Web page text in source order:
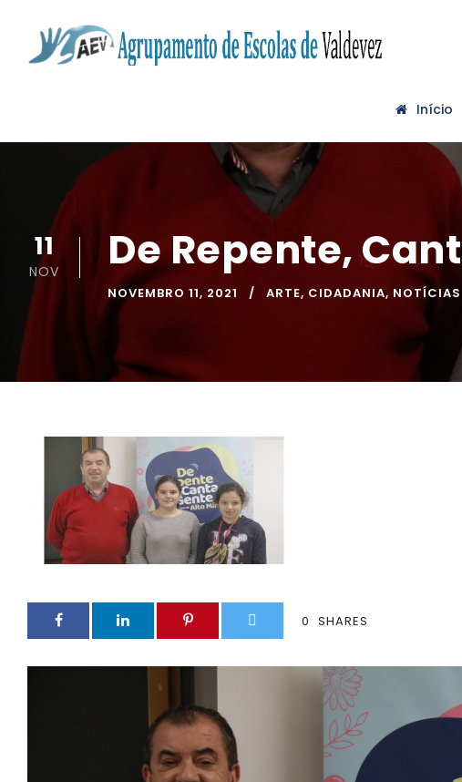
Início
11
NOV De Repente,
NOVEMBRO 11, 2021 ARTE, CIDADANIA, NOTÍCIAS
0 SHARES